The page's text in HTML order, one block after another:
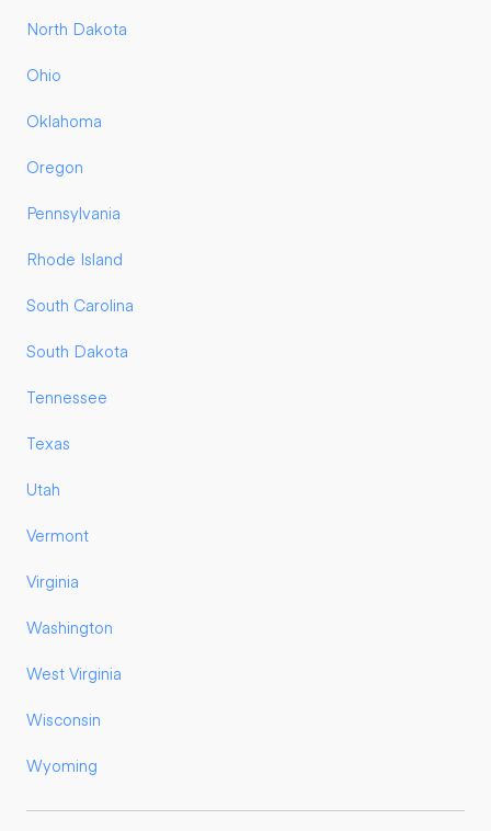
North Dakota
Ohio
Oklahoma
Oregon
Pennsylvania
Rhode Island
South Carolina
South Dakota
Tennessee
Texas
Utah
Vermont
Virginia
Washington
West Virginia
Wisconsin
Wyoming